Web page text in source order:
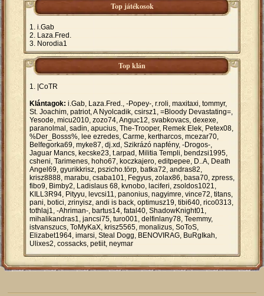
Top játékosok
i.Gab
Laza.Fred.
Norodia1
Top klán
|CoTR
Klántagok: i.Gab, Laza.Fred., -Popey-, r.roli, maxitaxi, tommyr,
St. Joachim, patriot, A Nyolcadik, csirsz1, =Bloody Devastating=,
Yesode, micu2010, zozo74, Anguc12, svabkovacs, dexexe,
paranolmal, sadin, apucius, The-Trooper, Remek Elek, Petex08,
%Der_Bosss%, lee ezredes, Carme, kertharcos, mcezar70,
Belfegorka69, myke87, dj.xd, Szikrázó napfény, -Drogos-,
Jaguar Mancs, kecske23, t.arpad, Militia Templi, bendzsi1995,
csheni, Tarimenes, hoho67, koczkajero, editpepee, D..A, Death
Angel69, gyurikkrisz, pszicho.törp, batka72, andras82,
krisz8888, marabu, csaba101, Fegyus, zolax86, basa70, zpress,
fibo9, Bimby2, Ladislaus 68, kvnobo, laciferi, zsoldos1021,
KILL3R94, Pityyu, levcsi11, panonius, nagyimre, vince72, titans,
pani, botici, zrinyisz, andi is back, optimusz19, tibi640, rico0313,
tothlaj1, -Ahriman-, bartus14, fatal40, ShadowKnight01,
mihalikandras1, jancsi75, turo001, delfinlany78, Teemmy,
istvanszucs, ToMyKaX, krisz5565, monalizus, SoToS,
Elizabet1964, imarsi, Steal Dogg, BENOVIRAG, BuRgIkah,
Ulixes2, cossacks, petiit, neymar